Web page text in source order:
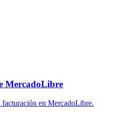
MercadoLibre
facturación en MercadoLibre.